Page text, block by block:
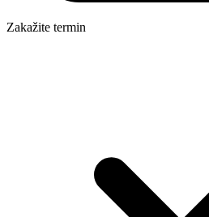
Zakažite termin